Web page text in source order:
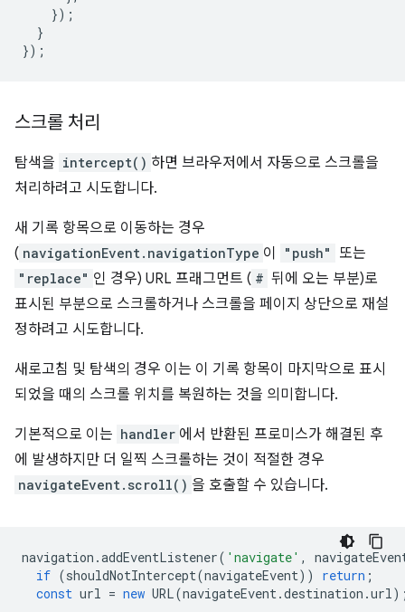
});
}
});
스크롤 처리
탐색을 intercept() 하면 브라우저에서 자동으로 스크롤을
처리하려고 시도합니다.
새 기록 항목으로 이동하는 경우
( navigationEvent.navigationType 이 "push" 또는
"replace" 인 경우) URL 프래그먼트 ( # 뒤에 오는 부분)로
표시된 부분으로 스크롤하거나 스크롤을 페이지 상단으로 재설
정하려고 시도합니다.
새로고침 및 탐색의 경우 이는 이 기록 항목이 마지막으로 표시
되었을 때의 스크롤 위치를 복원하는 것을 의미합니다.
기본적으로 이는 handler 에서 반환된 프로미스가 해결된 후
에 발생하지만 더 일찍 스크롤하는 것이 적절한 경우
navigateEvent.scroll() 을 호출할 수 있습니다.
navigation .addEventListener( 'navigate' ,
if (shouldNotIntercept(navigateEvent)) return ;
const url = new URL(navigateEvent.destination .url